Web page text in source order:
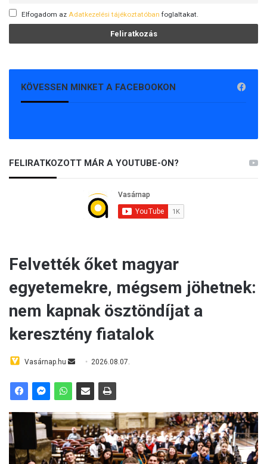
Elfogadom az Adatkezelési tájékoztatóban foglaltakat.
KÖVESSEN MINKET A FACEBOOKON
FELIRATKOZOTT MÁR A YOUTUBE-ON?